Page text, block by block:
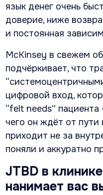
язык денег очень
доверие, ниже
и постоянная
McKinsey в свежем
подчёркивает, что
цифровой вход,
“felt needs”
чего он ждёт от
приходит не за
поняли и аккуратно
JTBD в
нанимает вас